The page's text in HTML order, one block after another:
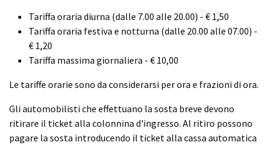
Tariffa oraria diurna (dalle 7.00 alle 20.00) - € 1,50
Tariffa oraria festiva e notturna (dalle 20.00 alle 07.00) -
€ 1,20
Tariffa massima giornaliera - € 10,00
Le tariffe orarie sono da considerarsi per ora e frazioni di ora.
Gli automobilisti che effettuano la sosta breve devono
ritirare il ticket alla colonnina d'ingresso. Al ritiro possono
pagare la sosta introducendo il ticket alla cassa automatica